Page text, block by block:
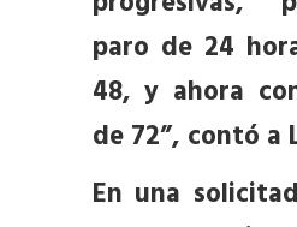
paro de 24
48, y ahora
de 72”, contó a
En una